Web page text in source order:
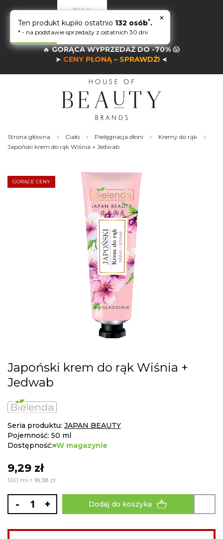
🔥GORĄCA WYPRZEDAŻ DO -70%😱
➤ CENY PŁONĄ – SPRAWDŹ! ➤
Strona główna Ciało Pielęgnacja dłoni
Kremy do rąk
Japoński krem do rąk Wiśnia + Jedwab
the
end
GORĄCE CENY
Skip
to
the
of
the
images
gallery
Japoński krem do rąk Wiśnia +
Jedwab
Seria produktu: JAPAN BEAUTY
Pojemność: 50 ml
Dostępność: W magazynie
9,29 zł
100 ml = 18,58 zł
- + Dodaj do koszyka
×
Ten produkt kupiło ostatnio 132 osób*.
* - na podstawie sprzedaży z ostatnich 30 dni